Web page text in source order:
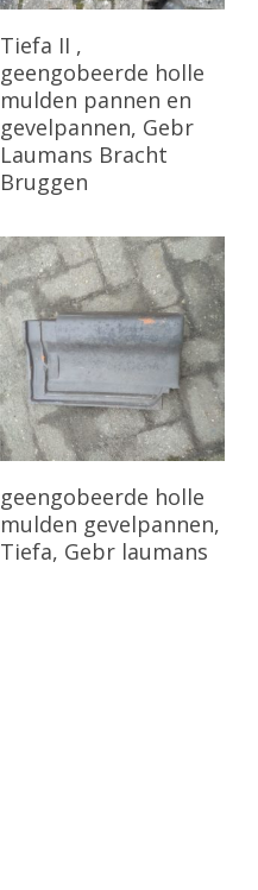
Bekijk Product
Tiefa II ,
geengobeerde holle
mulden pannen en
gevelpannen, Gebr
Laumans Bracht
Bruggen
Bekijk Product
geengobeerde holle
mulden gevelpannen,
Tiefa, Gebr laumans